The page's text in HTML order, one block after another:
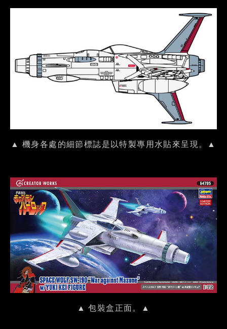
▲ 機身各處的細節標誌是以特製專用水貼來呈現。▲
▲ 包裝盒正面。▲